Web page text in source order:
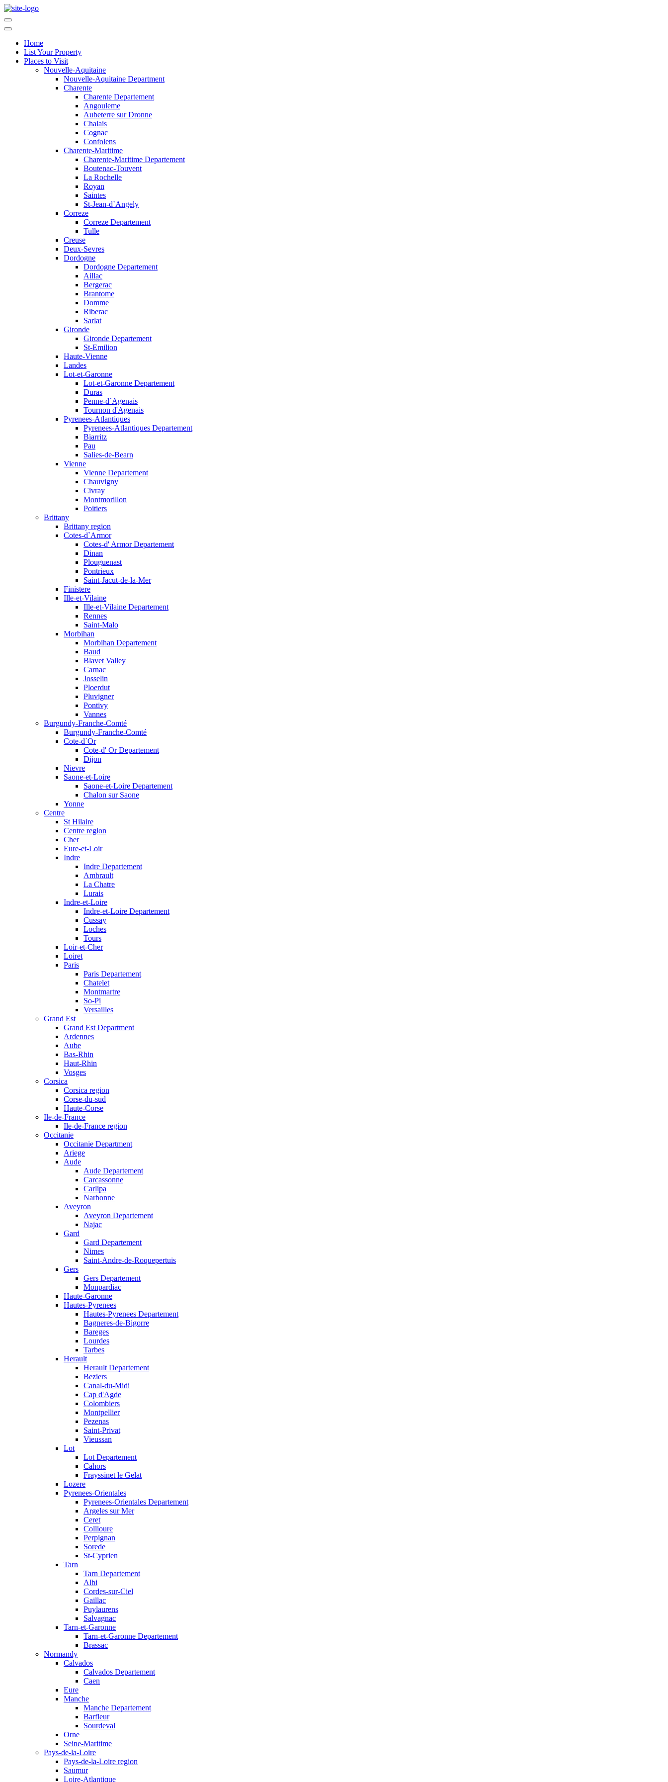
Home
List Your Property
Places to Visit
Nouvelle-Aquitaine
Nouvelle-Aquitaine Department
Charente
Charente Departement
Angouleme
Aubeterre sur Dronne
Chalais
Cognac
Confolens
Charente-Maritime
Charente-Maritime Departement
Boutenac-Touvent
La Rochelle
Royan
Saintes
St-Jean-d`Angely
Correze
Correze Departement
Tulle
Creuse
Deux-Sevres
Dordogne
Dordogne Departement
Aillac
Bergerac
Brantome
Domme
Riberac
Sarlat
Gironde
Gironde Departement
St-Emilion
Haute-Vienne
Landes
Lot-et-Garonne
Lot-et-Garonne Departement
Duras
Penne-d`Agenais
Tournon d'Agenais
Pyrenees-Atlantiques
Pyrenees-Atlantiques Departement
Biarritz
Pau
Salies-de-Bearn
Vienne
Vienne Departement
Chauvigny
Civray
Montmorillon
Poitiers
Brittany
Brittany region
Cotes-d`Armor
Cotes-d' Armor Departement
Dinan
Plouguenast
Pontrieux
Saint-Jacut-de-la-Mer
Finistere
Ille-et-Vilaine
Ille-et-Vilaine Departement
Rennes
Saint-Malo
Morbihan
Morbihan Departement
Baud
Blavet Valley
Carnac
Josselin
Ploerdut
Pluvigner
Pontivy
Vannes
Burgundy-Franche-Comté
Burgundy-Franche-Comté
Cote-d`Or
Cote-d' Or Departement
Dijon
Nievre
Saone-et-Loire
Saone-et-Loire Departement
Chalon sur Saone
Yonne
Centre
St Hilaire
Centre region
Cher
Eure-et-Loir
Indre
Indre Departement
Ambrault
La Chatre
Lurais
Indre-et-Loire
Indre-et-Loire Departement
Cussay
Loches
Tours
Loir-et-Cher
Loiret
Paris
Paris Departement
Chatelet
Montmartre
So-Pi
Versailles
Grand Est
Grand Est Department
Ardennes
Aube
Bas-Rhin
Haut-Rhin
Vosges
Corsica
Corsica region
Corse-du-sud
Haute-Corse
Ile-de-France
Ile-de-France region
Occitanie
Occitanie Department
Ariege
Aude
Aude Departement
Carcassonne
Carlipa
Narbonne
Aveyron
Aveyron Departement
Najac
Gard
Gard Departement
Nimes
Saint-Andre-de-Roquepertuis
Gers
Gers Departement
Monpardiac
Haute-Garonne
Hautes-Pyrenees
Hautes-Pyrenees Departement
Bagneres-de-Bigorre
Bareges
Lourdes
Tarbes
Herault
Herault Departement
Beziers
Canal-du-Midi
Cap d'Agde
Colombiers
Montpellier
Pezenas
Saint-Privat
Vieussan
Lot
Lot Departement
Cahors
Frayssinet le Gelat
Lozere
Pyrenees-Orientales
Pyrenees-Orientales Departement
Argeles sur Mer
Ceret
Collioure
Perpignan
Sorede
St-Cyprien
Tarn
Tarn Departement
Albi
Cordes-sur-Ciel
Gaillac
Puylaurens
Salvagnac
Tarn-et-Garonne
Tarn-et-Garonne Departement
Brassac
Normandy
Calvados
Calvados Departement
Caen
Eure
Manche
Manche Departement
Barfleur
Sourdeval
Orne
Seine-Maritime
Pays-de-la-Loire
Pays-de-la-Loire region
Saumur
Loire-Atlantique